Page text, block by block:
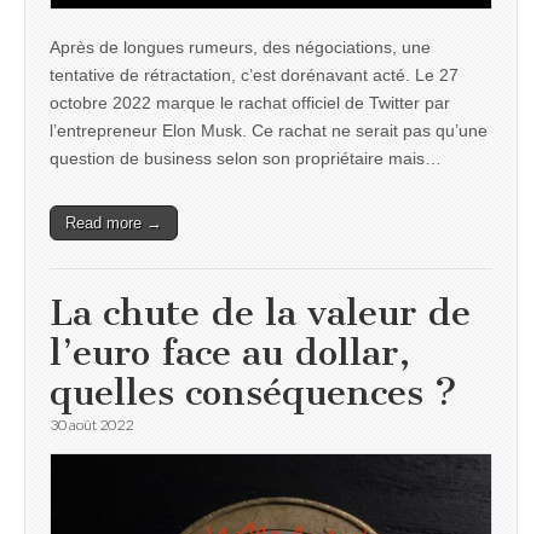
Après de longues rumeurs, des négociations, une
tentative de rétractation, c’est dorénavant acté. Le 27
octobre 2022 marque le rachat officiel de Twitter par
l’entrepreneur Elon Musk. Ce rachat ne serait pas qu’une
question de business selon son propriétaire mais…
Read more →
La chute de la valeur de
l’euro face au dollar,
quelles conséquences ?
30 août 2022